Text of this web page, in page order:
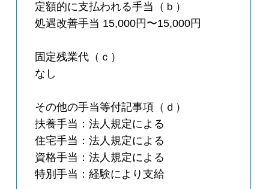
定額的に支払われる手当（ｂ）
処遇改善手当 15,000円〜15,000円
固定残業代（ｃ）
なし
その他の手当等付記事項（ｄ）
扶養手当：法人規定による
住宅手当：法人規定による
資格手当：法人規定による
特別手当：経験により支給